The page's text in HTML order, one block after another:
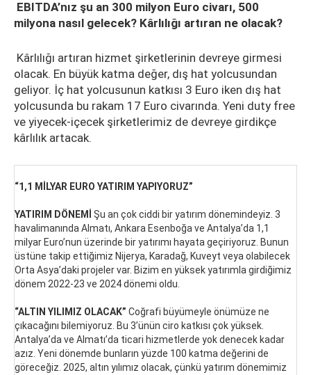
EBITDA’nız şu an 300 milyon Euro civarı, 500
milyona nasıl gelecek? Kârlılığı artıran ne olacak?
Kârlılığı artıran hizmet şirketlerinin devreye girmesi
olacak. En büyük katma değer, dış hat yolcusundan
geliyor. İç hat yolcusunun katkısı 3 Euro iken dış hat
yolcusunda bu rakam 17 Euro civarında. Yeni duty free
ve yiyecek-içecek şirketlerimiz de devreye girdikçe
kârlılık artacak.
“1,1 MİLYAR EURO YATIRIM YAPIYORUZ”
YATIRIM DÖNEMİ
Şu an çok ciddi bir yatırım dönemindeyiz. 3
havalimanında Almatı, Ankara Esenboğa ve Antalya’da 1,1
milyar Euro’nun üzerinde bir yatırımı hayata geçiriyoruz. Bunun
üstüne takip ettiğimiz Nijerya, Karadağ, Kuveyt veya olabilecek
Orta Asya’daki projeler var. Bizim en yüksek yatırımla girdiğimiz
dönem 2022-23 ve 2024 dönemi oldu.
“ALTIN YILIMIZ OLACAK” Coğrafi büyümeyle önümüze ne
çıkacağını bilemiyoruz. Bu 3’ünün ciro katkısı çok yüksek.
Antalya’da ve Almatı’da ticari hizmetlerde yok denecek kadar
azız. Yeni dönemde bunların yüzde 100 katma değerini de
göreceğiz. 2025, altın yılımız olacak, çünkü yatırım dönemimiz